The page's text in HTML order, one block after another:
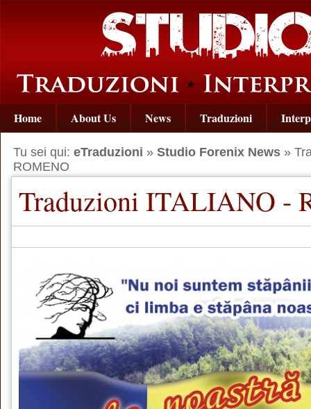
Home About Us News Traduzioni
Tu sei qui: eTraduzioni » Studio Forenix News »
ROMENO
Traduzioni ITALIANO -